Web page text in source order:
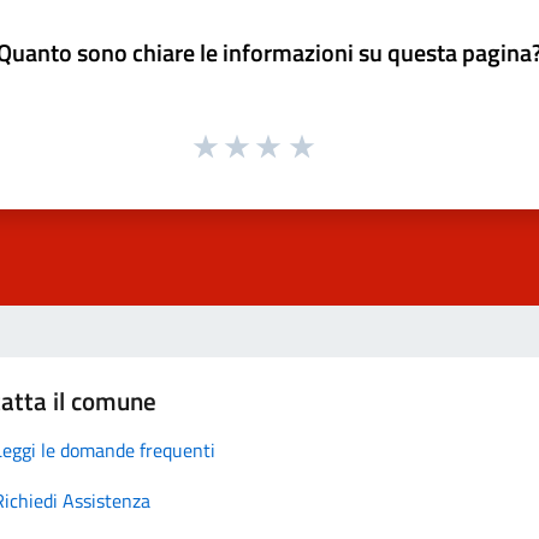
sono chiare le informazioni su questa
il comune
le domande frequenti
Assistenza